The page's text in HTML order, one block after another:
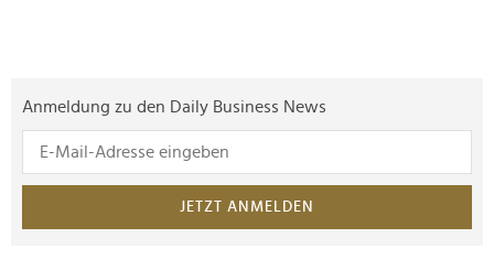
Anmeldung zu den Daily Business News
JETZT ANMELDEN